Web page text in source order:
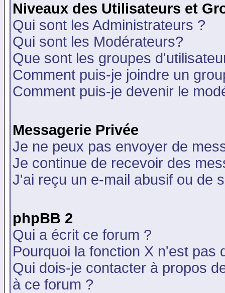
Niveaux des Utilisateurs et
Qui sont les Administrateurs ?
Qui sont les Modérateurs?
Que sont les groupes
Comment puis-je joindre un
Comment puis-je devenir le
Messagerie Privée
Je ne peux pas envoyer de
Je continue de recevoir des
J'ai reçu un e-mail abusif ou de
phpBB 2
Qui a écrit ce forum ?
Pourquoi la fonction X n'est pas
Qui dois-je contacter à propos
à ce forum ?